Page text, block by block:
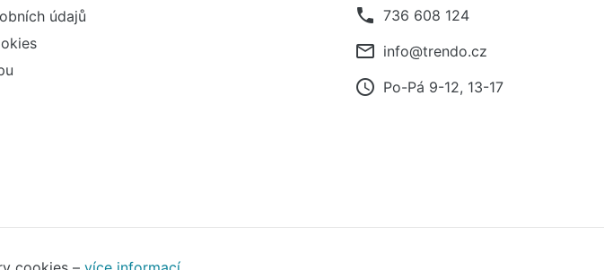
údajů
phone 736 608 124
mail_outline info@trendo.cz
access_time Po-Pá 9-12, 13-17